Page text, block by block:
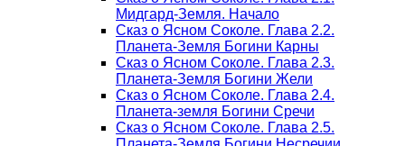
Мидгард-Земля. Начало
Сказ о Ясном Соколе. Глава 2.2.
Планета-Земля Богини Карны
Сказ о Ясном Соколе. Глава 2.3.
Планета-Земля Богини Жели
Сказ о Ясном Соколе. Глава 2.4.
Планета-земля Богини Сречи
Сказ о Ясном Соколе. Глава 2.5.